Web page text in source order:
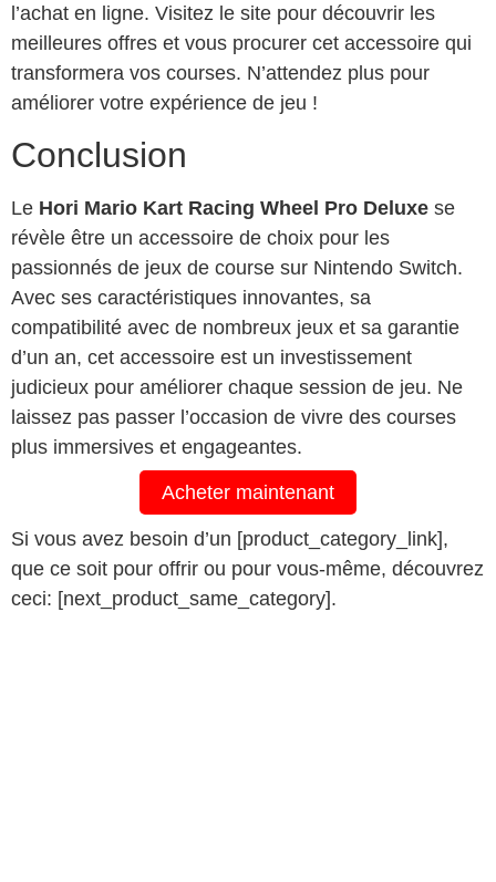
l’achat en ligne. Visitez le site pour découvrir les
meilleures offres et vous procurer cet accessoire qui
transformera vos courses. N’attendez plus pour
améliorer votre expérience de jeu !
Conclusion
Le Hori Mario Kart Racing Wheel Pro Deluxe se
révèle être un accessoire de choix pour les
passionnés de jeux de course sur Nintendo Switch.
Avec ses caractéristiques innovantes, sa
compatibilité avec de nombreux jeux et sa garantie
d’un an, cet accessoire est un investissement
judicieux pour améliorer chaque session de jeu. Ne
laissez pas passer l’occasion de vivre des courses
plus immersives et engageantes.
Acheter maintenant
Si vous avez besoin d’un [product_category_link],
que ce soit pour offrir ou pour vous-même, découvrez
ceci: [next_product_same_category].